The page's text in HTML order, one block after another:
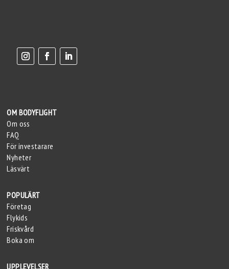
OM BODYFLIGHT
Om oss
FAQ
För investarare
Nyheter
Läsvärt
POPULÄRT
Företag
Flykids
Friskvård
Boka om
UPPLEVELSER